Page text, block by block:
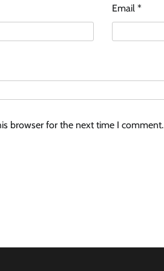
Email*
browser for the next time I comment.